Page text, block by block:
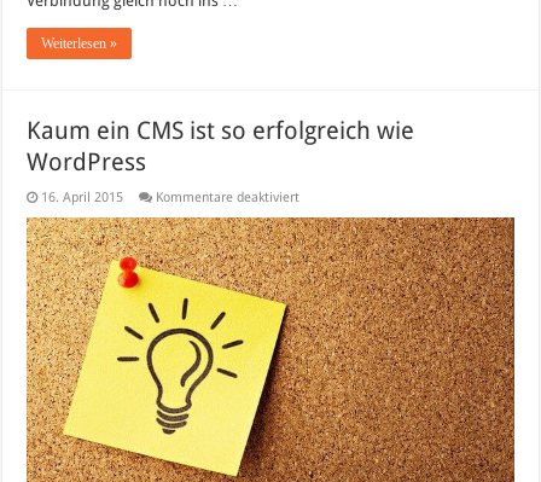
Weiterlesen »
Kaum ein CMS ist so erfolgreich wie
WordPress
16. April 2015 Kommentare deaktiviertfür
ein
CMS
ist
so
erfolgreich
wie
WordPress